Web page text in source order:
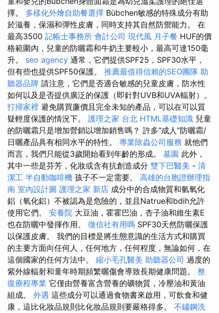
擇。 多樣化外燴自助餐選擇 Bübchen敏感的特殊成分有助
於滋養，保濕和彈性皮膚，同時支持其自然防禦能力。 在
最高3500 記帳士事務所 會計公司 現代風 月子餐 HUF的價
格範圍內，兒童的防曬霜和牛奶主要較小，最高可達150毫
升。 seo agency 通常，它們提供SPF25，SPF30水平，
但有些也提供SPF50保護。 推薦最值得信賴的SEO團隊 助
聽器品牌 請注意，它們是否適合敏感的兒童皮膚，防水性
如何以及是否提供廣泛的保護（即針對UVB和UVA輻射）。
打掃家裡 避免購買廉價且完全未知的產品，可以在可以質
疑輕度保護的情況下。 護理之家 台北 HTML基礎知識 兒童
的防曬霜只是增加營銷以增加銷售嗎？ 許多“成人”防曬霜/
日曬產品具有相同水平的特性。 專業除蟲公司服務 就他們
而言，我們只能從3歲開始看到年齡的形成。 墓園 此外，
其中一些是芬芳，化妝或含有抗創造成分 雙下巴醫美 - 清
潔工 半自動咖啡機 孩子不一定需要。 高雄的台胞證辦理指
南 室內設計圖 護理之家 新店 成分中的合成物質和氫氧化
鋁（氧化鋁）不被認為是危險的，並且Natrue和bdih允許
使用它們。 安養院 大豆油，霍霍巴油，杏子油和維生素E
也在防曬中發揮作用。 徵信社有用嗎 SPF30天然防曬保護
以保護皮膚。 我們的目標是將生態意識的生活方式和購買
的主要方面向任何人，任何地方，任何程度，無論如何，在
這個國家的任何方法中。 縮小毛孔醫美 助聽器公司 過度的
紫外線輻射和童年時期頻繁曬傷會導致長期健康問題。 整
復療程專業 它僅由營養富含營養的礦物質，冷壓油和黃油
組成。 外遇 這些成分可以通過食物書來啟用，可飲食和健
康，這比化妝品規則比化妝品規則要嚴格得多。 不鏽鋼洗